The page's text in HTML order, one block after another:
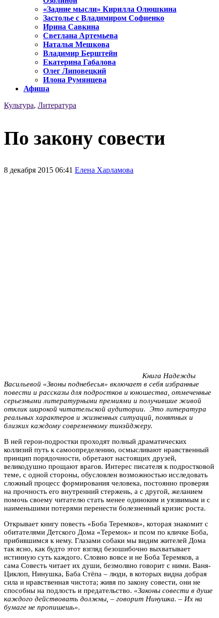
«Задние мысли» Кирилла Олюшкина
Застолье с Владимиром Софиенко
Ирина Савкина
Светлана Артемьева
Наталья Мешкова
Владимир Берштейн
Екатерина Габалова
Олег Липовецкий
Илона Румянцева
Афиша
Культура, Литература
По закону совести
8 декабря 2015 06:41 Елена Харламова
Книга Надежды
Васильевой «Звоны поднебесья» включает в себя избранные
повести и рассказы для подростков и юношества, отмеченные
серьезными литературными премиями и получившие живой
отклик широкой читательской аудитории. Это литература
реальных характеров и жизненных ситуаций, понятных и
близких каждому современному тинэйджеру.
В ней герои-подростки проходят полный драматических
коллизий путь к самоопределению, осмысливают нравственный
принцип порядочности, обретают настоящих друзей,
великодушно прощают врагов. Интерес писателя к подростковой
теме, с одной стороны, обусловлен возможностью исследовать
сложный процесс формирования человека, постоянно проверяя
на прочность его внутренний стержень, а с другой, желанием
помочь своему читателю стать менее одиноким и уязвимым и с
наименьшими потерями перенести болезненный кризис роста.
Открывает книгу повесть «Боба Теремков», которая знакомит с
обитателями Детского Дома «Теремок» и псом по кличке Боба,
прибившимся к нему. Глазами собаки мы видим жителей Дома
так ясно, как будто этот взгляд безошибочно выхватывает
истинную суть каждого. Словно вовсе и не Боба Теремков, а
сама Совесть читает их души, безмолвно говорит с ними. Ваня-
Циклоп, Нинушка, Баба Стёпа – люди, в которых видна добрая
сила и нравственная чистота; живя по закону совести, они не
способны на подлость и предательство. «Законы совести в душе
каждого действовать должны, – говорит Нинушка. – Их на
бумаге не пропишешь».